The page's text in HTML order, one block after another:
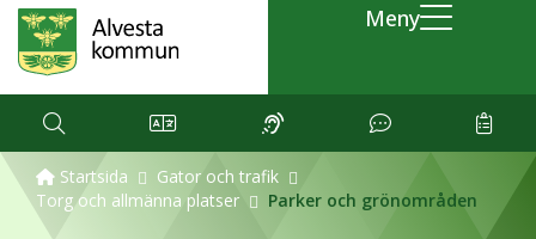
Meny
Startsida
Gator och trafik
Torg och allmänna platser
Parker och grönområden